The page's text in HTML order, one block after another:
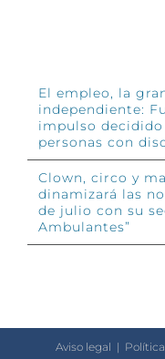
El empleo, la
independiente:
impulso
personas con
Clown, circo y
dinamizará las
de julio con su
Ambulantes”
Aviso legal |